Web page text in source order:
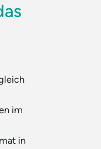
im
in